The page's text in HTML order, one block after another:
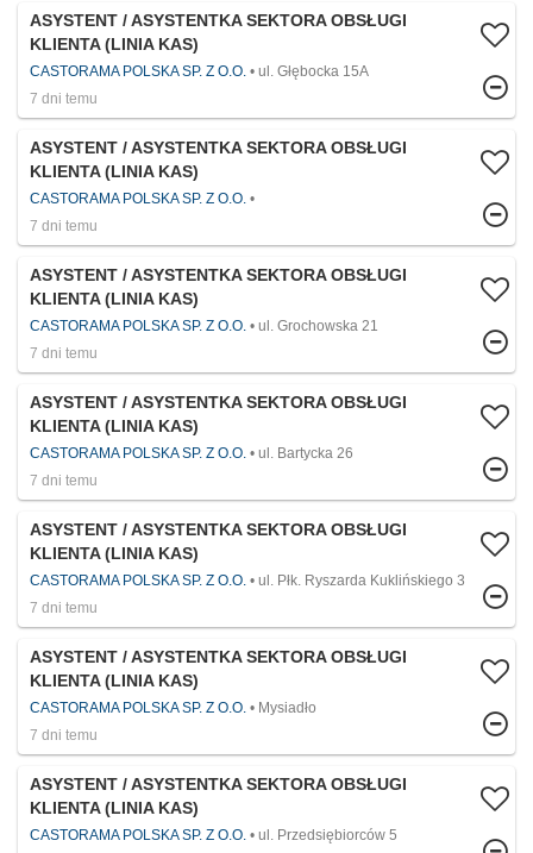
ASYSTENT / ASYSTENTKA SEKTORA OBSŁUGI
KLIENTA (LINIA KAS)
CASTORAMA POLSKA SP. Z O.O.
ul. Głębocka 15A
7 dni temu
ASYSTENT / ASYSTENTKA SEKTORA OBSŁUGI
KLIENTA (LINIA KAS)
CASTORAMA POLSKA SP. Z O.O.
7 dni temu
ASYSTENT / ASYSTENTKA SEKTORA OBSŁUGI
KLIENTA (LINIA KAS)
CASTORAMA POLSKA SP. Z O.O.
ul. Grochowska 21
7 dni temu
ASYSTENT / ASYSTENTKA SEKTORA OBSŁUGI
KLIENTA (LINIA KAS)
CASTORAMA POLSKA SP. Z O.O.
ul. Bartycka 26
7 dni temu
ASYSTENT / ASYSTENTKA SEKTORA OBSŁUGI
KLIENTA (LINIA KAS)
CASTORAMA POLSKA SP. Z O.O.
ul. Płk. Ryszarda Kuklińskiego 3
7 dni temu
ASYSTENT / ASYSTENTKA SEKTORA OBSŁUGI
KLIENTA (LINIA KAS)
CASTORAMA POLSKA SP. Z O.O.
Mysiadło
7 dni temu
ASYSTENT / ASYSTENTKA SEKTORA OBSŁUGI
KLIENTA (LINIA KAS)
CASTORAMA POLSKA SP. Z O.O.
ul. Przedsiębiorców 5